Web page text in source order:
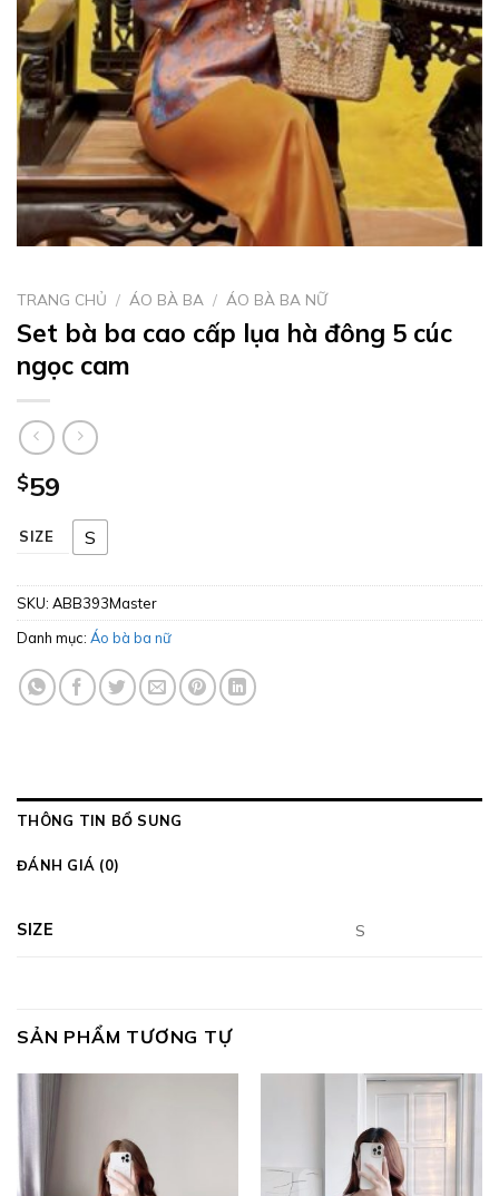
TRANG CHỦ / ÁO BÀ BA / ÁO BÀ BA NỮ
Set bà ba cao cấp lụa hà đông 5 cúc
ngọc cam
$59
SIZE S
SKU: ABB393Master
Danh mục: Áo bà ba nữ
THÔNG TIN BỔ SUNG
ĐÁNH GIÁ (0)
SIZE S
SẢN PHẨM TƯƠNG TỰ